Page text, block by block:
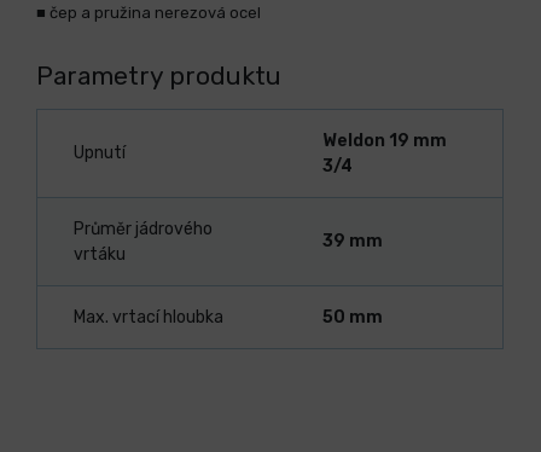
■ čep a pružina nerezová ocel
Parametry produktu
Upnutí
Weldon 19 mm
3/4
Průměr jádrového
vrtáku
39 mm
Max. vrtací hloubka 50 mm